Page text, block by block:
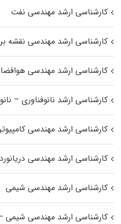
کارشناسی ارشد مهندسی نفت
کارشناسی ارشد مهندسی نقشه
کارشناسی ارشد مهندسی هوافضا
کارشناسی ارشد نانوفناوری –
کارشناسی ارشد مهندسی
کارشناسی ارشد مهندسی
کارشناسی ارشد مهندسی شیمی
کارشناسی ارشد مهندسی شیمی –